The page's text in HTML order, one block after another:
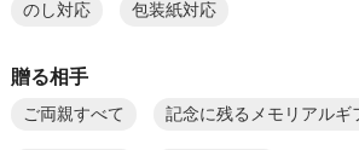
のし対応 包装紙対応
贈る相手
ご両親すべて 記念に残るメモリアルギ